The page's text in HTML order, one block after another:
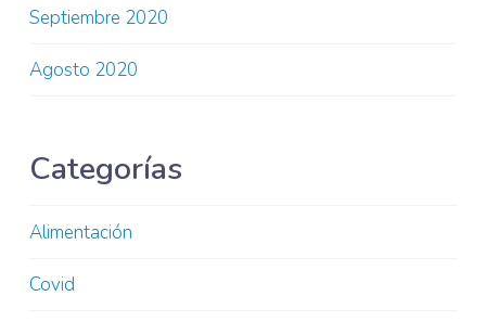
Septiembre 2020
Agosto 2020
Categorías
Alimentación
Covid